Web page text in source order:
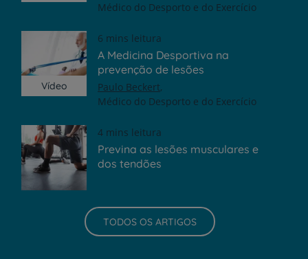
Médico do Desporto e do Exercício
Vídeo
6 mins leitura
A Medicina Desportiva na
prevenção de lesões
Paulo Beckert
Médico do Desporto e do Exercício
4 mins leitura
Previna as lesões musculares e
dos tendões
TODOS OS ARTIGOS